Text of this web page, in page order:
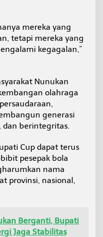
mereka yang
tetapi mereka yang
kegagalan,”
Nunukan
olahraga
generasi
dan berintegritas.
Cup dapat terus
pesepak bola
nama
provinsi, nasional,
Berganti, Bupati
Jaga Stabilitas